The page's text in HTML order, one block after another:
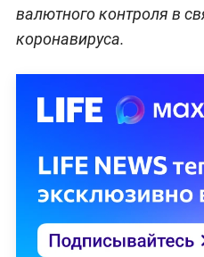
валютного контроля в
коронавируса.